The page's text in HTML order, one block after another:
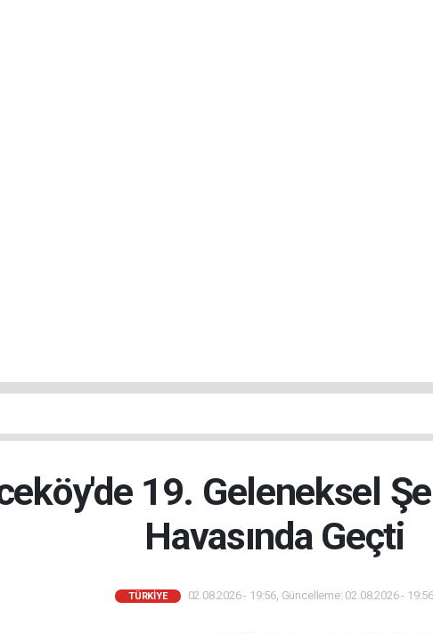
19. Geleneksel
Havasında Geçti
TÜRKIYE 02.08.2026 - 19:56, Güncelleme: 02.08.2026 - 19:56